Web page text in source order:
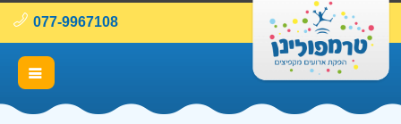
077-9967108